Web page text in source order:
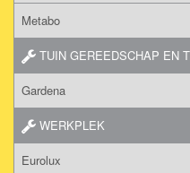
Metabo
TUIN GEREEDSCHAP EN
Gardena
WERKPLEK
Eurolux